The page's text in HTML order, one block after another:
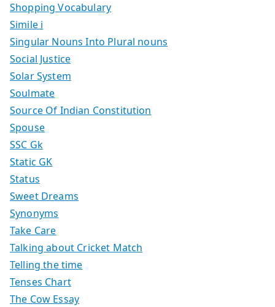
Shopping Vocabulary
Simile i
Singular Nouns Into Plural nouns
Social Justice
Solar System
Soulmate
Source Of Indian Constitution
Spouse
SSC Gk
Static GK
Status
Sweet Dreams
Synonyms
Take Care
Talking about Cricket Match
Telling the time
Tenses Chart
The Cow Essay